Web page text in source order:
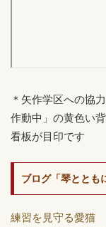
＊矢作学区への協
作動中」の黄色い
看板が目印です
ブログ「琴ととも
練習を見守る愛猫